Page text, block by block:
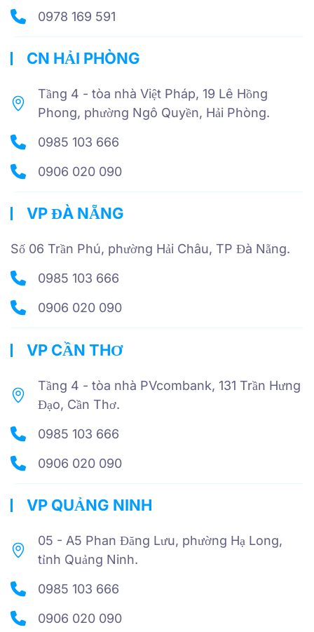
0978 169 591
CN HẢI PHÒNG
Tầng 4 - tòa nhà Việt Pháp, 19 Lê Hồng
Phong, phường Ngô Quyền, Hải Phòng.
0985 103 666
0906 020 090
VP ĐÀ NẴNG
Số 06 Trần Phú, phường Hải Châu, TP Đà Nẵng.
0985 103 666
0906 020 090
VP CẦN THƠ
Tầng 4 - tòa nhà PVcombank, 131 Trần Hưng
Đạo, Cần Thơ.
0985 103 666
0906 020 090
VP QUẢNG NINH
05 - A5 Phan Đăng Lưu, phường Hạ Long,
tỉnh Quảng Ninh.
0985 103 666
0906 020 090